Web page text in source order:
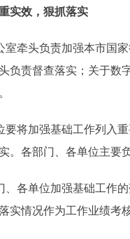
实效，狠抓落实
头负责加强本市国家
负责督查落实；关于数
加强基础工作列入重
。各部门、各单位主要
单位加强基础工作的
实情况作为工作业绩考